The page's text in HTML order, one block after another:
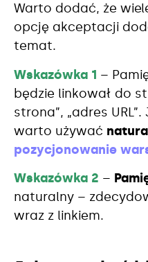
Warto dodać, że
opcję akceptacji
temat.
Wskazówka 1 –
będzie linkował do
strona”, „adres
warto używać
pozycjonowanie
Wskazówka 2 –
naturalny –
wraz z linkiem.